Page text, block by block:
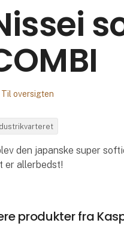
Til oversigten
den japanske super
er allerbedst!
produkter fra